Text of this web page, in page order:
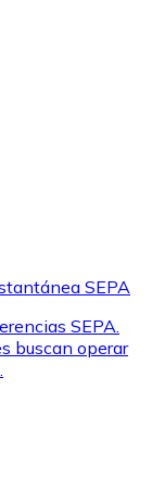
SEPA
SEPA.
buscan operar